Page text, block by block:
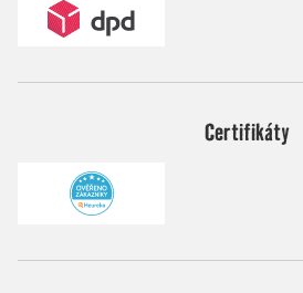
Certifikáty